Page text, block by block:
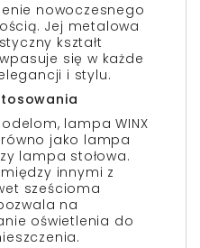
nowoczesnego
Jej metalowa
kształt
się w każde
i stylu.
lampa WINX
jako lampa
lampa stołowa.
innymi z
sześcioma
na
oświetlenia do